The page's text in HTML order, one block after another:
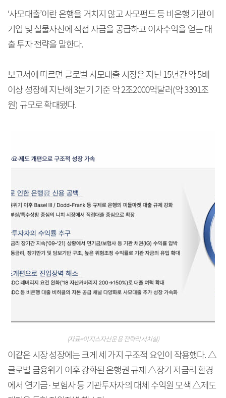
‘사모대출’이란 은행을 거치지 않고 사모펀드 등 비은행 기관이
기업 및 실물자산에 직접 자금을 공급하고 이자수익을 얻는 대
출 투자 전략을 말한다.
보고서에 따르면 글로벌 사모대출 시장은 지난 15년간 약 5배
이상 성장해 지난해 3분기 기준 약 2조2000억달러(약 3391조
원) 규모로 확대됐다.
(자료=이지스자산운용 전략리서치실)
이같은 시장 성장에는 크게 세 가지 구조적 요인이 작용했다. △
글로벌 금융위기 이후 강화된 은행권 규제 △장기 저금리 환경
에서 연기금·보험사 등 기관투자자의 대체 수익원 모색 △제도